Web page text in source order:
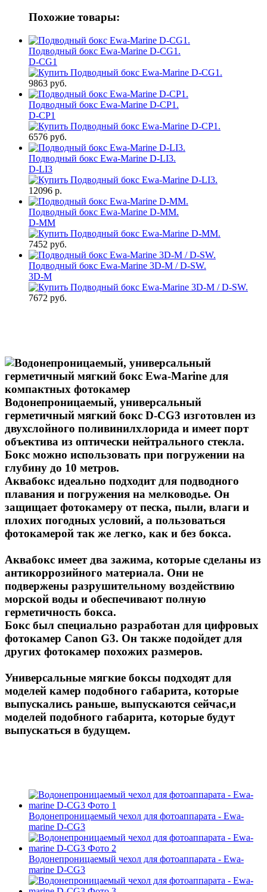
Похожие товары:
Подводный бокс Ewa-Marine D-CG1.
D-CG1
9863 руб.
Подводный бокс Ewa-Marine D-CP1.
D-CP1
6576 руб.
Подводный бокс Ewa-Marine D-LI3.
D-LI3
12096 р.
Подводный бокс Ewa-Marine D-MM.
D-MM
7452 руб.
Подводный бокс Ewa-Marine 3D-M / D-SW.
3D-M
7672 руб.
Водонепроницаемый, универсальный
герметичный мягкий бокс D-CG3 изготовлен из
двухслойного поливинилхлорида и имеет порт
объектива из оптически нейтрального стекла.
Бокс можно использовать при погружении на
глубину до 10 метров.
Аквабокс идеально подходит для подводного
плавания и погружения на мелководье. Он
защищает фотокамеру от песка, пыли, влаги и
плохих погодных условий, а пользоваться
фотокамерой так же легко, как и без бокса.
Аквабокс имеет два зажима, которые сделаны из
антикоррозийного материала. Они не
подвержены разрушительному воздействию
морской воды и обеспечивают полную
герметичность бокса.
Бокс был специально разработан для цифровых
фотокамер Canon G3. Он также подойдет для
других фотокамер похожих размеров.
Универсальные мягкие боксы подходят для
моделей камер подобного габарита, которые
выпускались раньше, выпускаются сейчас,и
моделей подобного габарита, которые будут
выпускаться в будущем.
Водонепроницаемый чехол для фотоаппарата - Ewa-
marine D-CG3
Водонепроницаемый чехол для фотоаппарата - Ewa-
marine D-CG3